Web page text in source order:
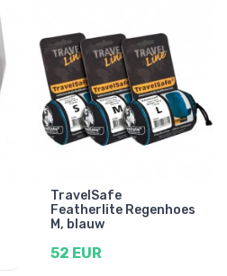
TravelSafe
Featherlite Regenhoes
M, blauw
52 EUR